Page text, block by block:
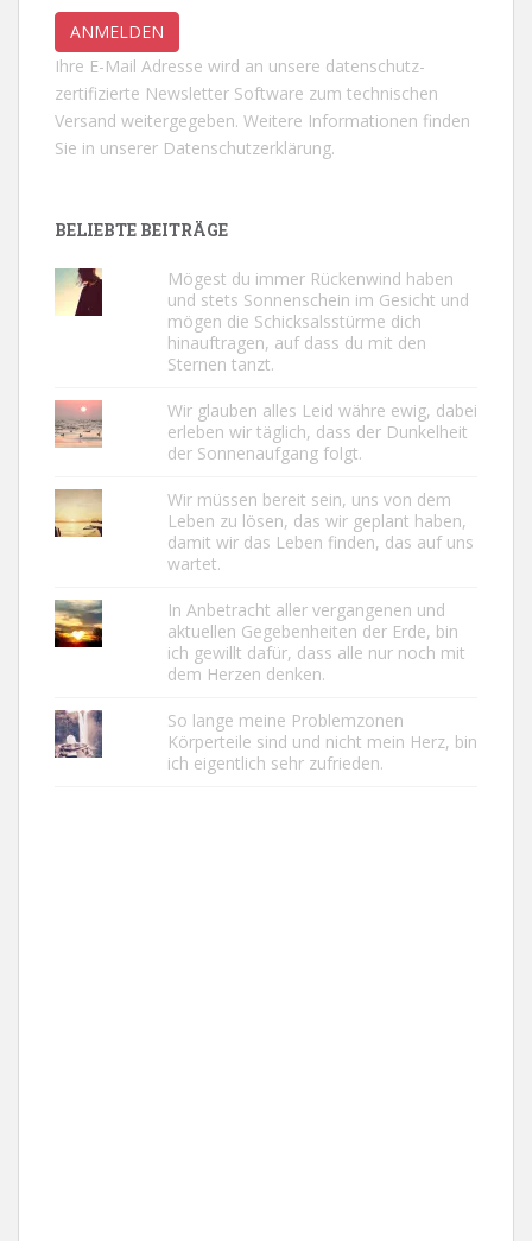
Ihre E-Mail Adresse wird an unsere datenschutz-
zertifizierte Newsletter Software zum technischen
Versand weitergegeben. Weitere Informationen finden
Sie in unserer Datenschutzerklärung.
BELIEBTE BEITRÄGE
Mögest du immer Rückenwind haben
und stets Sonnenschein im Gesicht und
mögen die Schicksalsstürme dich
hinauftragen, auf dass du mit den
Sternen tanzt.
Wir glauben alles Leid währe ewig, dabei
erleben wir täglich, dass der Dunkelheit
der Sonnenaufgang folgt.
Wir müssen bereit sein, uns von dem
Leben zu lösen, das wir geplant haben,
damit wir das Leben finden, das auf uns
wartet.
In Anbetracht aller vergangenen und
aktuellen Gegebenheiten der Erde, bin
ich gewillt dafür, dass alle nur noch mit
dem Herzen denken.
So lange meine Problemzonen
Körperteile sind und nicht mein Herz, bin
ich eigentlich sehr zufrieden.